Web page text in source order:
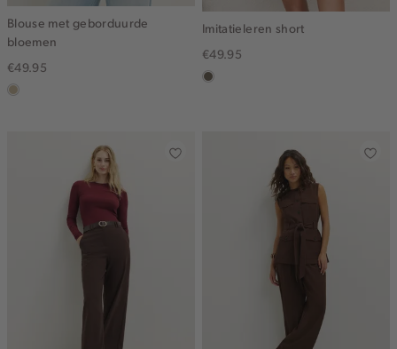
Blouse met geborduurde
bloemen
€49.95
lichtzand
Imitatieleren short
€49.95
middenbruin